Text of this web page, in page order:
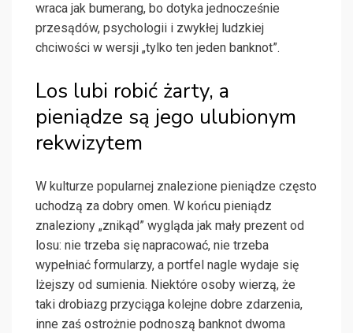
wraca jak bumerang, bo dotyka jednocześnie
przesądów, psychologii i zwykłej ludzkiej
chciwości w wersji „tylko ten jeden banknot”.
Los lubi robić żarty, a
pieniądze są jego ulubionym
rekwizytem
W kulturze popularnej znalezione pieniądze często
uchodzą za dobry omen. W końcu pieniądz
znaleziony „znikąd” wygląda jak mały prezent od
losu: nie trzeba się napracować, nie trzeba
wypełniać formularzy, a portfel nagle wydaje się
lżejszy od sumienia. Niektóre osoby wierzą, że
taki drobiazg przyciąga kolejne dobre zdarzenia,
inne zaś ostrożnie podnoszą banknot dwoma